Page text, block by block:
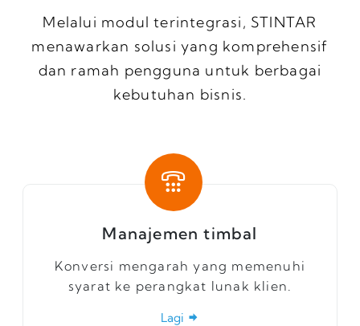
Melalui modul terintegrasi, STINTAR
menawarkan solusi yang komprehensif
dan ramah pengguna untuk berbagai
kebutuhan bisnis.
Manajemen timbal
Konversi mengarah yang memenuhi
syarat ke perangkat lunak klien.
Lagi